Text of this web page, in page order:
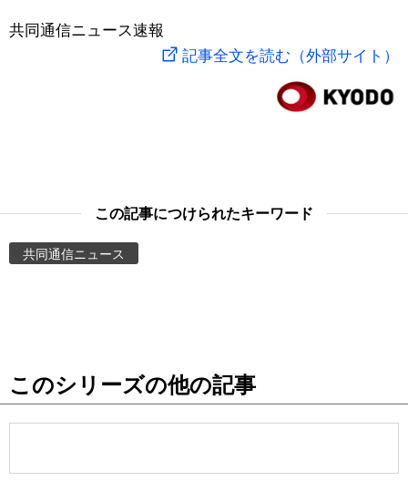
スポーツ・東京2020
Topics
Images
お知らせ
公式SNS
共同通信ニュース速報
記事全文を読む（外部サイト）
この記事につけられたキーワード
共同通信ニュース
このシリーズの他の記事